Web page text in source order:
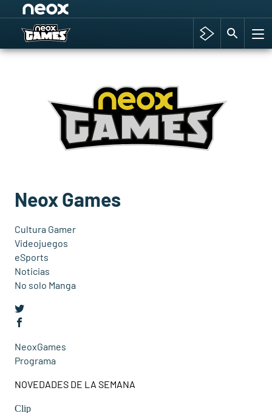
Hyrule Warriors: La Era del Cataclismo
Super Mario cafetería oficial
Cyberpunk 2077
Hyrule Warriors
Asia peculiar tradición
Neox Games
Cultura Gamer
Videojuegos
eSports
Noticias
No solo Manga
NeoxGames
Programa
NOVEDADES DE LA SEMANA
Clip